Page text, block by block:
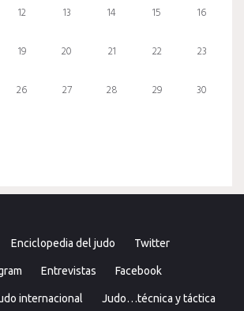
12 13 14 15 16
19 20 21 22 23
26 27 28 29 30
Enciclopedia del judo Twitter
Entrevistas Facebook
internacional Judo…técnica y táctica